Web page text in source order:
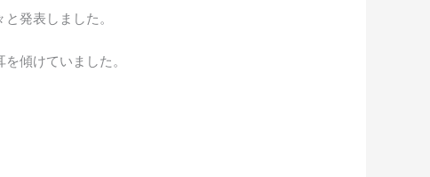
発表しました。
傾けていました。